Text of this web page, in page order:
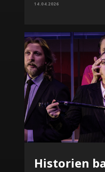
14.04.2026
Historien